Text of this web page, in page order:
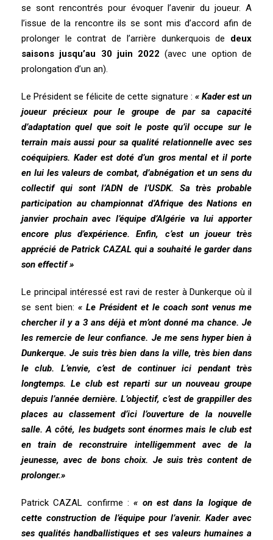
se sont rencontrés pour évoquer l’avenir du joueur. A
l’issue de la rencontre ils se sont mis d’accord afin de
prolonger le contrat de l’arrière dunkerquois de deux
saisons jusqu’au 30 juin 2022 (avec une option de
prolongation d’un an).
Le Président se félicite de cette signature : « Kader est un
joueur précieux pour le groupe de par sa capacité
d’adaptation quel que soit le poste qu’il occupe sur le
terrain mais aussi pour sa qualité relationnelle avec ses
coéquipiers. Kader est doté d’un gros mental et il porte
en lui les valeurs de combat, d’abnégation et un sens du
collectif qui sont l’ADN de l’USDK. Sa très probable
participation au championnat d’Afrique des Nations en
janvier prochain avec l’équipe d’Algérie va lui apporter
encore plus d’expérience. Enfin, c’est un joueur très
apprécié de Patrick CAZAL qui a souhaité le garder dans
son effectif »
Le principal intéressé est ravi de rester à Dunkerque où il
se sent bien: « Le Président et le coach sont venus me
chercher il y a 3 ans déjà et m’ont donné ma chance. Je
les remercie de leur confiance. Je me sens hyper bien à
Dunkerque. Je suis très bien dans la ville, très bien dans
le club. L’envie, c’est de continuer ici pendant très
longtemps. Le club est reparti sur un nouveau groupe
depuis l’année dernière. L’objectif, c’est de grappiller des
places au classement d’ici l’ouverture de la nouvelle
salle. A côté, les budgets sont énormes mais le club est
en train de reconstruire intelligemment avec de la
jeunesse, avec de bons choix. Je suis très content de
prolonger.»
Patrick CAZAL confirme :« on est dans la logique de
cette construction de l’équipe pour l’avenir. Kader avec
ses qualités handballistiques et ses valeurs humaines a